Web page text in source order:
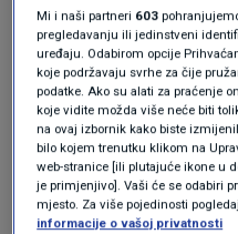
Slovenija
premijera
podupire
Slovenija je izabrala
podupire Izrael, što
Mi i naši partneri 603
pregledavanju ili jedinstveni
uređaju. Odabirom opcije
koje podržavaju svrhe za čije
podatke. Ako su alati za praćenje
koje vidite možda više neće biti
na ovaj izbornik kako biste
bilo kojem trenutku klikom na
web-stranice [ili plutajuće ikone u
je primjenjivo]. Vaši će se odabiri
mjesto. Za više pojedinosti
informacije o vašoj privatnosti